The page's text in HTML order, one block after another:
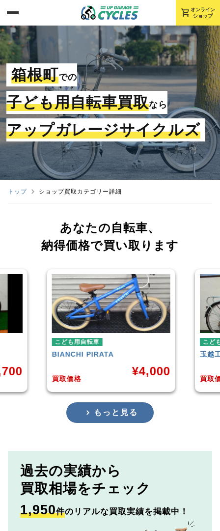
shopping_cart オンライン
ショップ
箱根町での
子ども用自転車買取なら
アップガレージサイクルズ
トップ ショップ買取カテゴリー詳細
あなたの自転車、
納得価格で買い取ります
こども用自転車
玉越工業MAHALO JUNIOR 5th
買取価格
¥3,873
こ
買
もっと見る
過去の実績から
買取相場をチェック
1,950件のリアルな買取実績を掲載中！